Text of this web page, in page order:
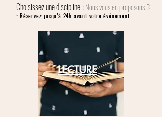
Choisissez une discipline :Nous vous en proposons 3
-Réservez jusqu’à 24h avant votre événement.
LECTURE